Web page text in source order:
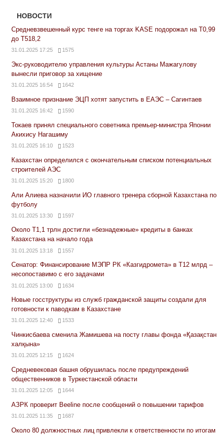
НОВОСТИ
Средневзвешенный курс тенге на торгах KASE подорожал на Т0,99
до Т518,2
31.01.2025 17:25 1575
Экс-руководителю управления культуры Астаны Мажагулову
вынесли приговор за хищение
31.01.2025 16:54 1642
Взаимное признание ЭЦП хотят запустить в ЕАЭС – Сагинтаев
31.01.2025 16:42 1590
Токаев принял специального советника премьер-министра Японии
Акихису Нагашиму
31.01.2025 16:10 1523
Казахстан определился с окончательным списком потенциальных
строителей АЭС
31.01.2025 15:20 1800
Али Алиева назначили ИО главного тренера сборной Казахстана по
футболу
31.01.2025 13:30 1597
Около Т1,1 трлн достигли «безнадежные» кредиты в банках
Казахстана на начало года
31.01.2025 13:18 1557
Сенатор: Финансирование МЭПР РК «Казгидромета» в Т12 млрд –
несопоставимо с его задачами
31.01.2025 13:00 1634
Новые госструктуры из служб гражданской защиты создали для
готовности к паводкам в Казахстане
31.01.2025 12:40 1533
Чинкисбаева сменила Жамишева на посту главы фонда «Қазақстан
халқына»
31.01.2025 12:15 1624
Средневековая башня обрушилась после предупреждений
общественников в Туркестанской области
31.01.2025 12:05 1644
АЗРК проверит Beeline после сообщений о повышении тарифов
31.01.2025 11:35 1687
Около 80 должностных лиц привлекли к ответственности по итогам